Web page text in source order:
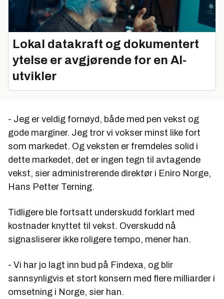
Lokal datakraft og dokumentert
ytelse er avgjørende for en AI-
utvikler
- Jeg er veldig fornøyd, både med pen vekst og
gode marginer. Jeg tror vi vokser minst like fort
som markedet. Og veksten er fremdeles solid i
dette markedet, det er ingen tegn til avtagende
vekst, sier administrerende direktør i Eniro Norge,
Hans Petter Terning.
Tidligere ble fortsatt underskudd forklart med
kostnader knyttet til vekst. Overskudd nå
signasliserer ikke roligere tempo, mener han.
- Vi har jo lagt inn bud på Findexa, og blir
sannsynligvis et stort konsern med flere milliarder i
omsetning i Norge, sier han.